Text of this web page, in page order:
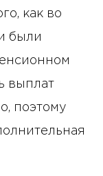
как во
были
выплат
поэтому